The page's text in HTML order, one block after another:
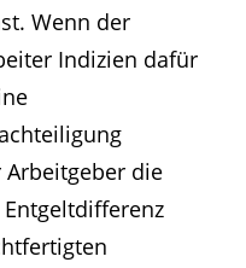
Wenn der
Indizien dafür
die